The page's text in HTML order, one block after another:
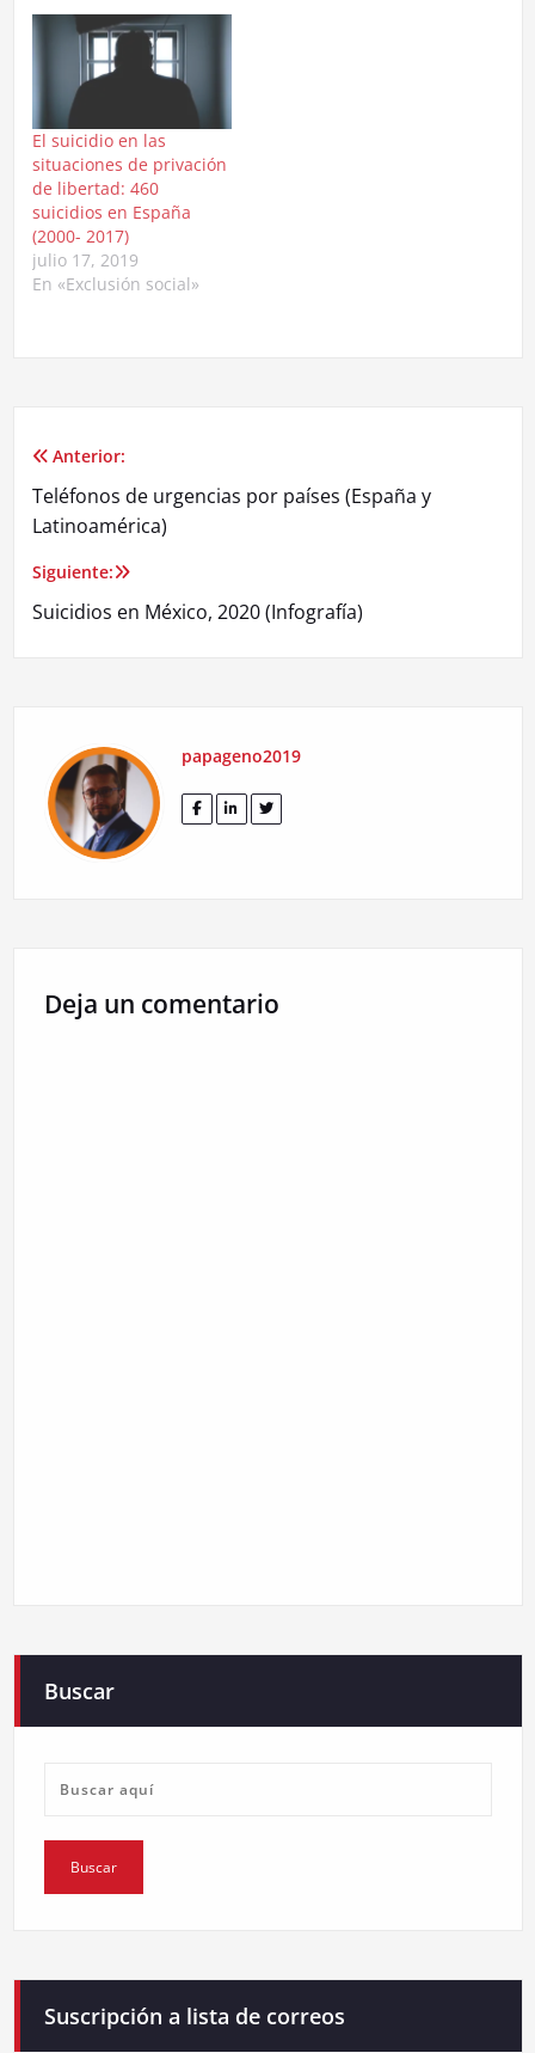
El suicidio en las
situaciones de privación
de libertad: 460
suicidios en España
(2000- 2017)
julio 17, 2019
En «Exclusión social»
Navegación
de
entradas
Anterior:
Teléfonos de urgencias por países (España y
Latinoamérica)
Siguiente:
Suicidios en México, 2020 (Infografía)
papageno2019
Deja un comentario
Buscar
Suscripción a lista de correos